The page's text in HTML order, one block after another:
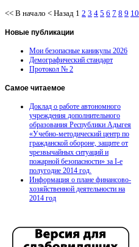
<< В начало < Назад 1 2 3 4 5 6 7 8 9 10
Новые публикации
Мои безопасные каникулы 2026
Демографический стандарт
Протокол № 2
Самое читаемое
Доклад о работе автономного
учреждения дополнительного
образования Республики Адыгея
«Учебно-методический центр по
гражданской обороне, защите от
чрезвычайных ситуаций и
пожарной безопасности» за I-е
полугодие 2014 год.
Информация о плане финансово-
хозяйственной деятельности на
2014 год